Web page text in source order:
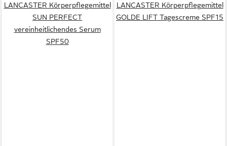
LANCASTER Körperpflegemittel
SUN PERFECT
vereinheitlichendes Serum
SPF50
LANCASTER Körperpflegemittel
GOLDE LIFT Tagescreme SPF15